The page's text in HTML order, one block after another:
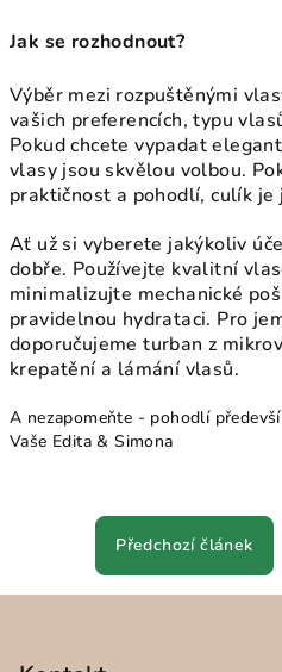
Jak se rozhodnout?
Výběr mezi rozpuštěnými
vašich preferencích, typu
Pokud chcete vypadat
vlasy jsou skvělou volbou.
praktičnost a pohodlí, culík je
Ať už si vyberete jakýkoliv
dobře. Používejte kvalitní
minimalizujte mechanické
pravidelnou hydrataci. Pro
doporučujeme turban z
krepatění a lámání vlasů.
A nezapomeňte - pohodlí
Vaše Edita & Simona
Předchozí článek